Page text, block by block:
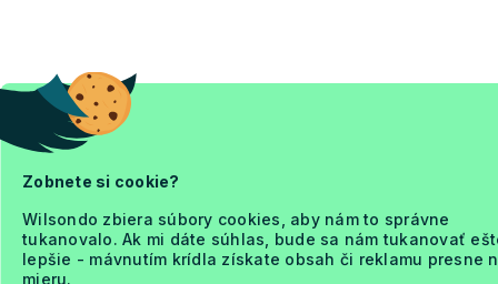
Zobnete si cookie?
Wilsondo zbiera súbory cookies, aby nám to správne
tukanovalo. Ak mi dáte súhlas, bude sa nám tukanovať
lepšie - mávnutím krídla získate obsah či reklamu presne
mieru.